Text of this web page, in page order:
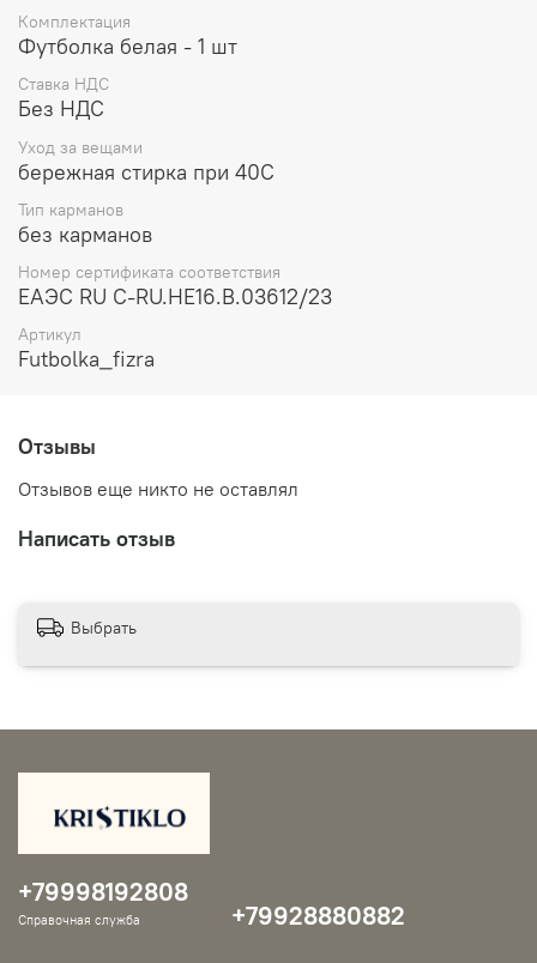
Комплектация
Футболка белая - 1 шт
Ставка НДС
Без НДС
Уход за вещами
бережная стирка при 40С
Тип карманов
без карманов
Номер сертификата соответствия
ЕАЭС RU C-RU.HE16.B.03612/23
Артикул
Futbolka_fizra
Отзывы
Отзывов еще никто не оставлял
Написать отзыв
Выбрать
+79998192808
Справочная служба +79928880882